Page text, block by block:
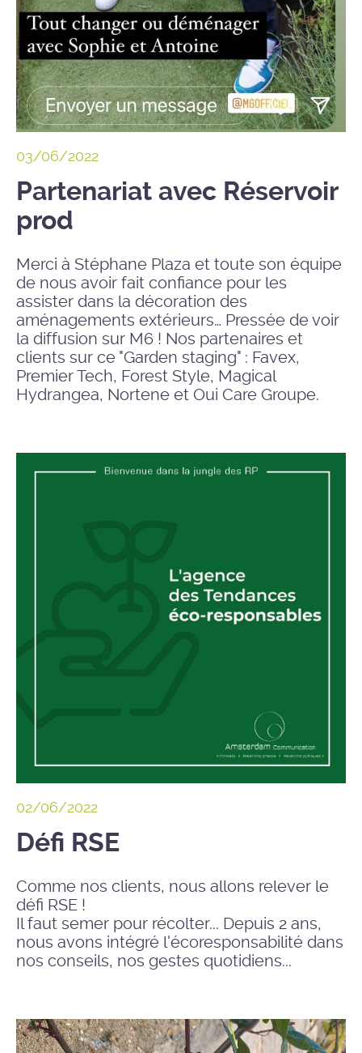
03/06/2022
Partenariat avec Réservoir
prod
Merci à Stéphane Plaza et toute son équipe
de nous avoir fait confiance pour les
assister dans la décoration des
aménagements extérieurs… Pressée de voir
la diffusion sur M6 ! Nos partenaires et
clients sur ce "Garden staging" : Favex,
Premier Tech, Forest Style, Magical
Hydrangea, Nortene et Oui Care Groupe.
02/06/2022
Défi RSE
Comme nos clients, nous allons relever le
défi RSE !
Il faut semer pour récolter... Depuis 2 ans,
nous avons intégré l'écoresponsabilité dans
nos conseils, nos gestes quotidiens...